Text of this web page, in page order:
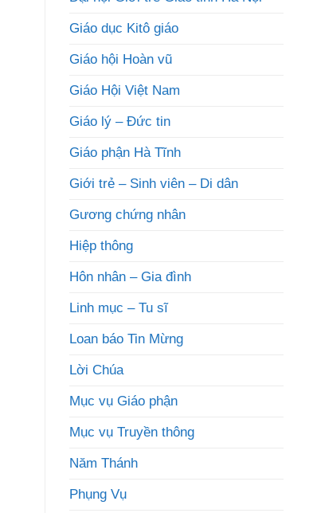
Giáo dục Kitô giáo
Giáo hội Hoàn vũ
Giáo Hội Việt Nam
Giáo lý – Đức tin
Giáo phận Hà Tĩnh
Giới trẻ – Sinh viên – Di dân
Gương chứng nhân
Hiệp thông
Hôn nhân – Gia đình
Linh mục – Tu sĩ
Loan báo Tin Mừng
Lời Chúa
Mục vụ Giáo phận
Mục vụ Truyền thông
Năm Thánh
Phụng Vụ